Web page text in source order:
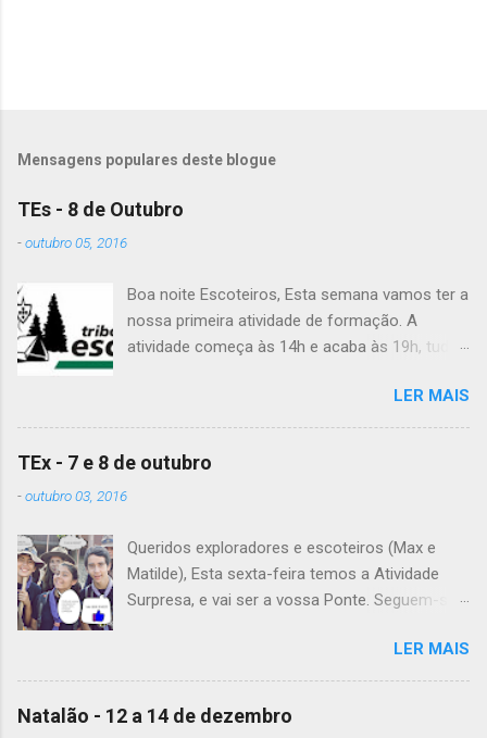
Mensagens populares deste blogue
TEs - 8 de Outubro
-outubro 05, 2016
Boa noite Escoteiros, Esta semana vamos ter a
nossa primeira atividade de formação. A
atividade começa às 14h e acaba às 19h, tudo
lanche (não pode ser dinheiro!), água, papel e
caneta. Para a Diana, a Inês, o Dawton,
Valentino e Rafael a atividade começa à 13h .
vão fazer a ponte com a TEx, vejam as
informações no post deles. Atenção: Ainda há
patrulhas que não enviaram o projeto da
até às 23:59. Alguma dúvida, liguem. Até
Sábado, A Chefia da TEs
LER MAIS
TEx - 7 e 8 de outubro
-outubro 03, 2016
Queridos exploradores e escoteiros (Max e
Matilde), Esta sexta-feira temos a Atividade
Surpresa, e vai ser a vossa Ponte. Seguem-se
atividade! Encontro na Estação Fluvial de
Belém, na sexta-feira, às 20h15. A atividade
termina no sábado, às 22h, no grupo. Material: -
LER MAIS
Natalão - 12 a 14 de dezembro